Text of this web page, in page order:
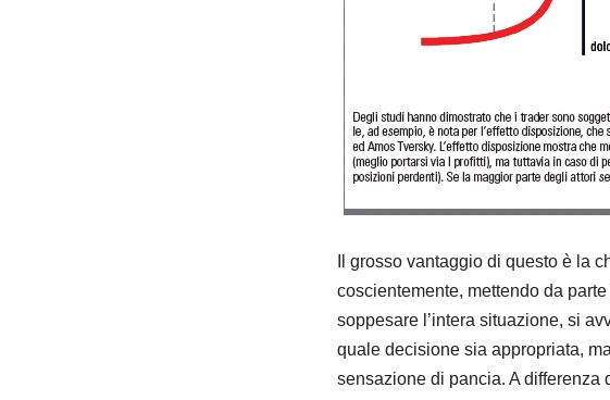
Il grosso vantaggio di questo è la
coscientemente, mettendo da
soppesare l’intera situazione, si
quale decisione sia appropriata,
sensazione di pancia. A